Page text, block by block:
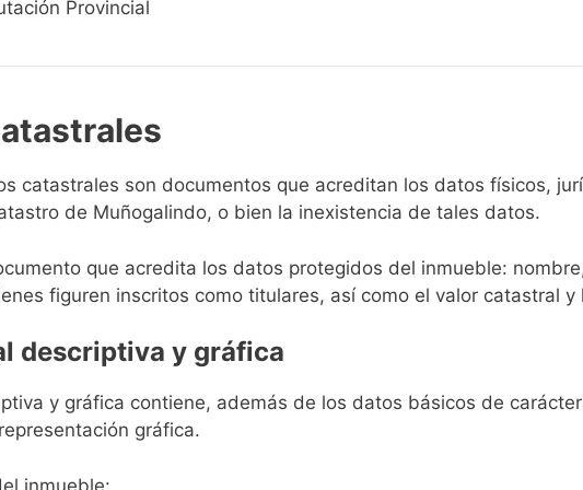
Provincial
catastrales son documentos que acreditan los datos físicos,
de Muñogalindo, o bien la inexistencia de tales datos.
que acredita los datos protegidos del inmueble:
figuren inscritos como titulares, así como el valor catastral
descriptiva y gráfica
y gráfica contiene, además de los datos básicos de
gráfica.
inmueble: